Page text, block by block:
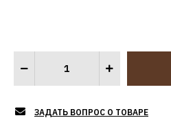
ЗАДАТЬ ВОПРОС О ТОВАРЕ